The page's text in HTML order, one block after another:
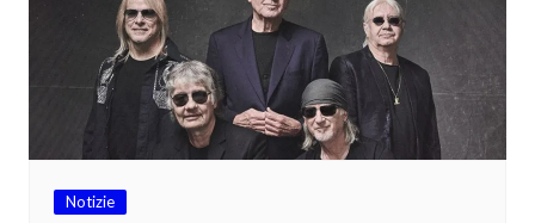
Notizie